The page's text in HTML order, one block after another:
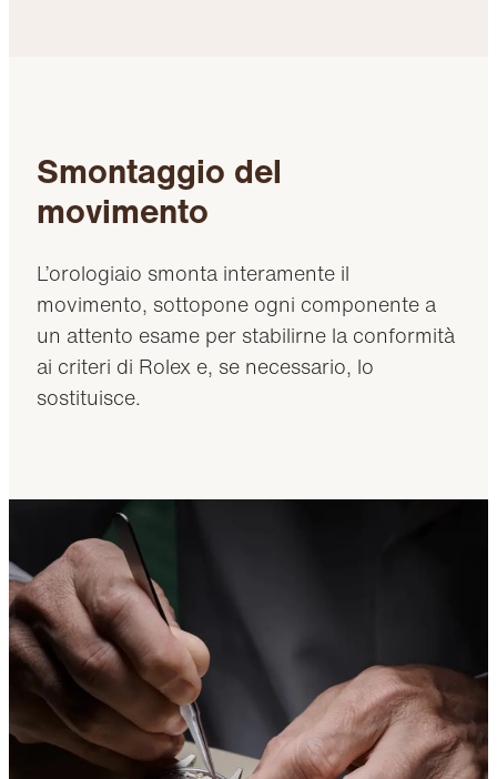
Smontaggio del
movimento
L’orologiaio smonta interamente il
movimento, sottopone ogni componente a
un attento esame per stabilirne la conformità
ai criteri di Rolex e, se necessario, lo
sostituisce.